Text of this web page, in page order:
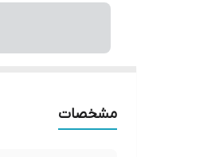
مشخصات